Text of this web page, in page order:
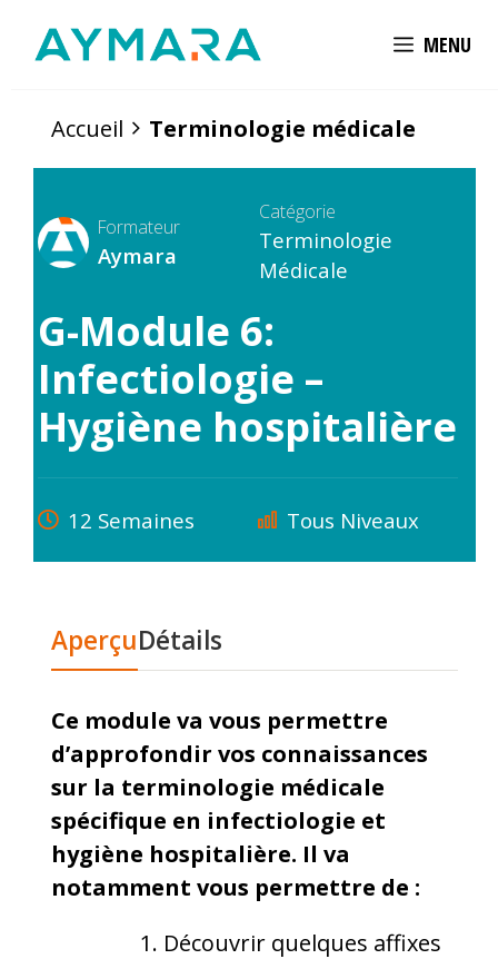
MENU
Accueil Terminologie médicale
Formateur
Aymara
Catégorie
Terminologie
Médicale
G-Module 6:
Infectiologie –
Hygiène hospitalière
12 Semaines Tous Niveaux
AperçuDétails
Ce module va vous permettre
d’approfondir vos connaissances
sur la terminologie médicale
spécifique en infectiologie et
hygiène hospitalière. Il va
notamment vous permettre de :
Découvrir quelques affixes